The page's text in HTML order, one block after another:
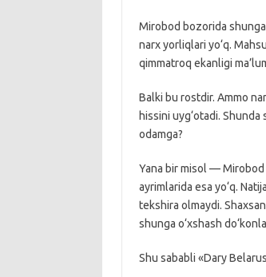
Mirobod bozorida
narx yorliqlari yo‘q.
qimmatroq ekanligi
Balki bu rostdir. Ammo
hissini uyg‘otadi.
odamga?
Yana bir misol — Mirobod
ayrimlarida esa yo‘q.
tekshira olmaydi.
shunga o‘xshash
Shu sababli «Dary